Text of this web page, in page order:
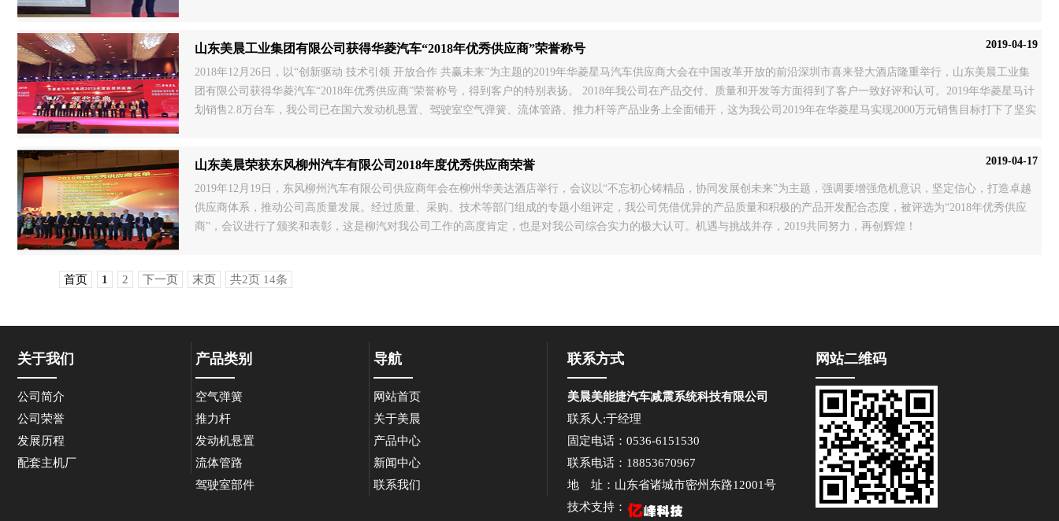
山东美晨工业集团有限公司获得华菱汽车“2018年优秀供应商”荣誉称号 2019-04-19
2018年12月26日，以“创新驱动 技术引领 开放合作 共赢未来”为主题的2019年华菱星马汽车供应商大会在中国改革开放的前沿深圳市喜来登大酒店隆重举行，山东美晨工业集
团有限公司获得华菱汽车“2018年优秀供应商”荣誉称号，得到客户的特别表扬。 2018年我公司在产品交付、质量和开发等方面得到了客户一致好评和认可。2019年华菱星马计
划销售2.8万台车，我公司已在国六发动机悬置、驾驶室空气弹簧、流体管路、推力杆等产品业务上全面铺开，这为我公司2019年在华菱星马实现2000万元销售目标打下了坚实
山东美晨荣获东风柳州汽车有限公司2018年度优秀供应商荣誉 2019-04-17
2019年12月19日，东风柳州汽车有限公司供应商年会在柳州华美达酒店举行，会议以“不忘初心铸精品，协同发展创未来”为主题，强调要增强危机意识，坚定信心，打造卓越
供应商体系，推动公司高质量发展。经过质量、采购、技术等部门组成的专题小组评定，我公司凭借优异的产品质量和积极的产品开发配合态度，被评选为“2018年优秀供应
商”，会议进行了颁奖和表彰，这是柳汽对我公司工作的高度肯定，也是对我公司综合实力的极大认可。机遇与挑战并存，2019共同努力，再创辉煌！
首页 1 2 下一页 末页 共2页 14条
关于我们
公司简介
公司荣誉
发展历程
配套主机厂
产品类别
空气弹簧
推力杆
发动机悬置
流体管路
驾驶室部件
导航
网站首页
关于美晨
产品中心
新闻中心
联系我们
联系方式
美晨美能捷汽车减震系统科技有限公司
联系人:于经理
固定电话：0536-6151530
联系电话：18853670967
地 址：山东省诸城市密州东路12001号
技术支持：
网站二维码